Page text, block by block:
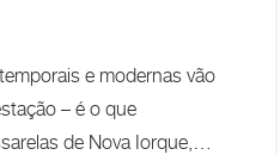
e modernas vão
– é o que
de Nova Iorque,…